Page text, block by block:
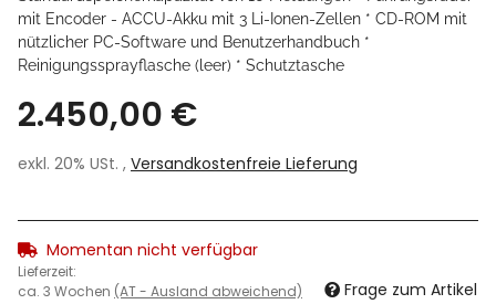
mit Encoder - ACCU-Akku mit 3 Li-Ionen-Zellen * CD-ROM mit
nützlicher PC-Software und Benutzerhandbuch *
Reinigungssprayflasche (leer) * Schutztasche
2.450,00 €
exkl. 20% USt. , Versandkostenfreie Lieferung
Momentan nicht verfügbar
Lieferzeit:
ca. 3 Wochen (AT - Ausland abweichend) Frage zum Artikel